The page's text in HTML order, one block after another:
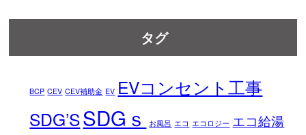
タグ
BCP CEV CEV補助金 EV EVコンセント工事
SDG’SSDGｓ お風呂 エコ エコロジー エコ給湯